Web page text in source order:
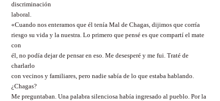
discriminación
laboral.
«Cuando nos enteramos que él tenía Mal de Chagas, dijimos que corría
riesgo su vida y la nuestra. Lo primero que pensé es que compartí el mate
con
él, no podía dejar de pensar en eso. Me desesperé y me fui. Traté de
charlarlo
con vecinos y familiares, pero nadie sabía de lo que estaba hablando.
¿Chagas?
Me preguntaban. Una palabra silenciosa había ingresado al pueblo. Por la